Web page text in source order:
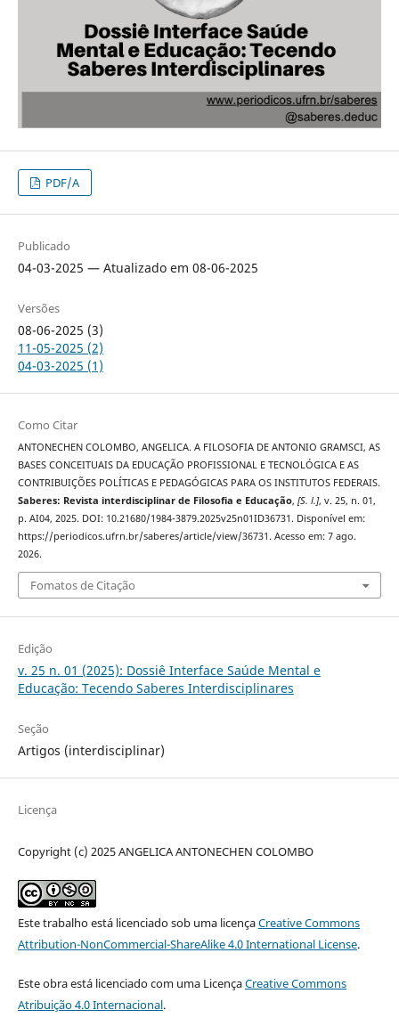
PDF/A
Publicado
04-03-2025 — Atualizado em 08-06-2025
Versões
08-06-2025 (3)
11-05-2025 (2)
04-03-2025 (1)
Como Citar
ANTONECHEN COLOMBO, ANGELICA. A FILOSOFIA DE ANTONIO GRAMSCI, AS
BASES CONCEITUAIS DA EDUCAÇÃO PROFISSIONAL E TECNOLÓGICA E AS
CONTRIBUIÇÕES POLÍTICAS E PEDAGÓGICAS PARA OS INSTITUTOS FEDERAIS.
Saberes: Revista interdisciplinar de Filosofia e Educação, [S. l.], v. 25, n. 01,
p. AI04, 2025. DOI: 10.21680/1984-3879.2025v25n01ID36731. Disponível em:
https://periodicos.ufrn.br/saberes/article/view/36731. Acesso em: 7 ago.
2026.
Fomatos de Citação
Edição
v. 25 n. 01 (2025): Dossiê Interface Saúde Mental e
Educação: Tecendo Saberes Interdisciplinares
Seção
Artigos (interdisciplinar)
Licença
Copyright (c) 2025 ANGELICA ANTONECHEN COLOMBO
Este trabalho está licenciado sob uma licençaCreative Commons
Attribution-NonCommercial-ShareAlike 4.0 International License.
Este obra está licenciado com uma LicençaCreative Commons
Atribuição 4.0 Internacional.